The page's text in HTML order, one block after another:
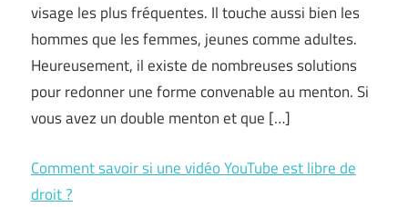
visage les plus fréquentes. Il touche aussi bien les
hommes que les femmes, jeunes comme adultes.
Heureusement, il existe de nombreuses solutions
pour redonner une forme convenable au menton. Si
vous avez un double menton et que […]
Comment savoir si une vidéo YouTube est libre de
droit ?